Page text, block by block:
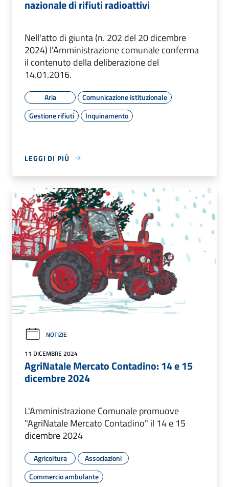
nazionale di rifiuti radioattivi
Nell'atto di giunta (n. 202 del 20 dicembre
2024) l'Amministrazione comunale conferma
il contenuto della deliberazione del
14.01.2016.
Aria
Comunicazione istituzionale
Gestione rifiuti
Inquinamento
LEGGI DI PIÙ
NOTIZIE
11 DICEMBRE 2024
AgriNatale Mercato Contadino: 14 e 15
dicembre 2024
L'Amministrazione Comunale promuove
"AgriNatale Mercato Contadino" il 14 e 15
dicembre 2024
Agricoltura
Associazioni
Commercio ambulante